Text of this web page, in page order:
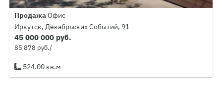
ПродажаОфис
Иркутск, Декабрьских Событий, 91
45 000 000 руб.
85 878 руб./
524.00 кв.м